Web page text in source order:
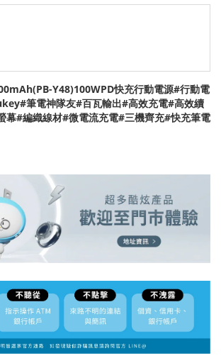
Y48)100WPD快充行動電源#行動電
筆電神隊友#百瓦輸出#高效充電#高效續
幕#編織線材#微電流充電#三機齊充#快充筆電